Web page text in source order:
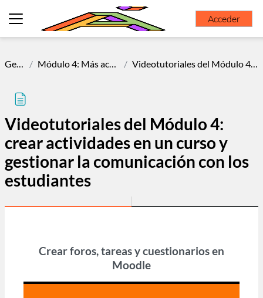
Panel lateral
Acceder
Gestión Moodle Módulo 4: Más actividades. Herramientas de evaluación y seguimiento Videotutoriales del Módulo 4: crear actividades en un curso y gestionar la comunicación con los estudiantes
Videotutoriales del Módulo 4:
crear actividades en un curso y
gestionar la comunicación con los
estudiantes
Crear foros, tareas y cuestionarios en
Moodle